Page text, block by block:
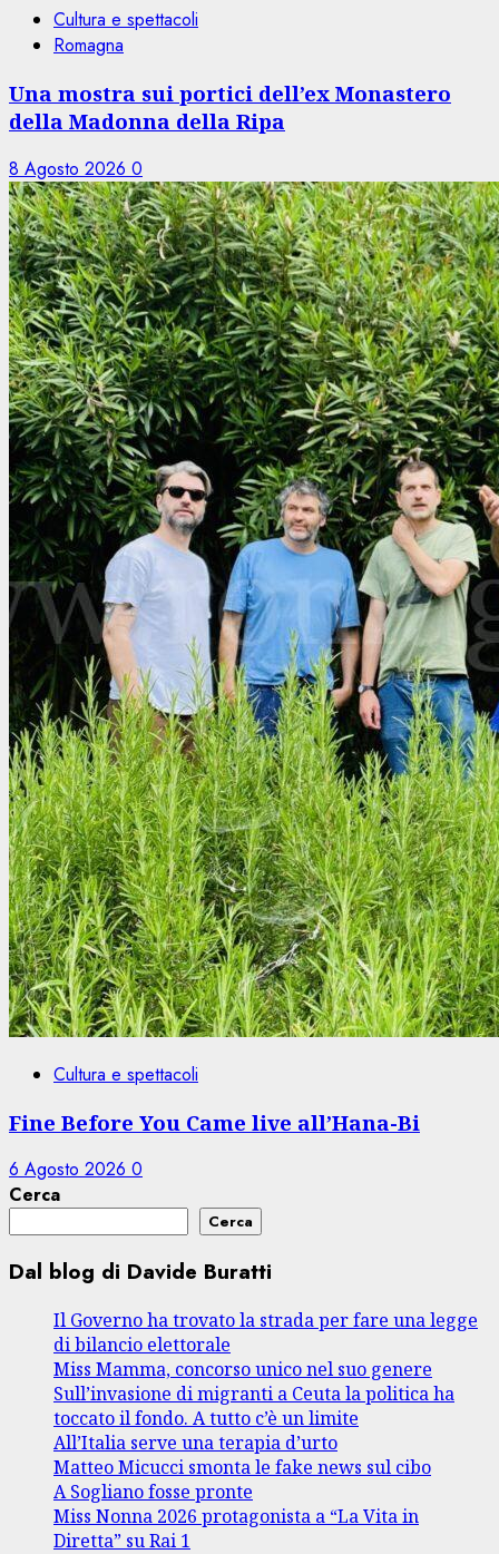
Cultura e spettacoli
Romagna
Una mostra sui portici dell’ex Monastero
della Madonna della Ripa
8 Agosto 2026 0
Cultura e spettacoli
Fine Before You Came live all’Hana-Bi
6 Agosto 2026 0
Cerca
Cerca
Dal blog di Davide Buratti
Il Governo ha trovato la strada per fare una legge
di bilancio elettorale
Miss Mamma, concorso unico nel suo genere
Sull’invasione di migranti a Ceuta la politica ha
toccato il fondo. A tutto c’è un limite
All’Italia serve una terapia d’urto
Matteo Micucci smonta le fake news sul cibo
A Sogliano fosse pronte
Miss Nonna 2026 protagonista a “La Vita in
Diretta” su Rai 1